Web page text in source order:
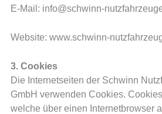
E-Mail: info@schwinn-
Website: www.schwinn-
3. Cookies
Die Internetseiten der Schwinn
GmbH verwenden Cookies.
welche über einen Internetbrowser